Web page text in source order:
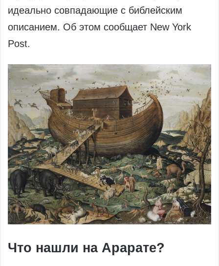
идеально совпадающие с библейским
описанием. Об этом сообщает New York
Post.
Что нашли на Арарате?